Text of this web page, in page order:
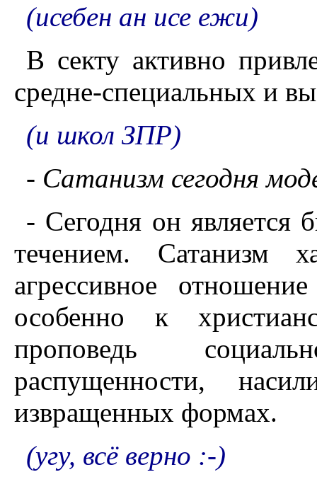
(исебен ан исе ежи)
В секту активно
средне-специальных и
(и школ ЗПР)
- Сатанизм сегодня
- Сегодня он является
течением. Сатанизм
агрессивное
особенно к
проповедь
распущенности,
извращенных формах.
(угу, всё верно :-)